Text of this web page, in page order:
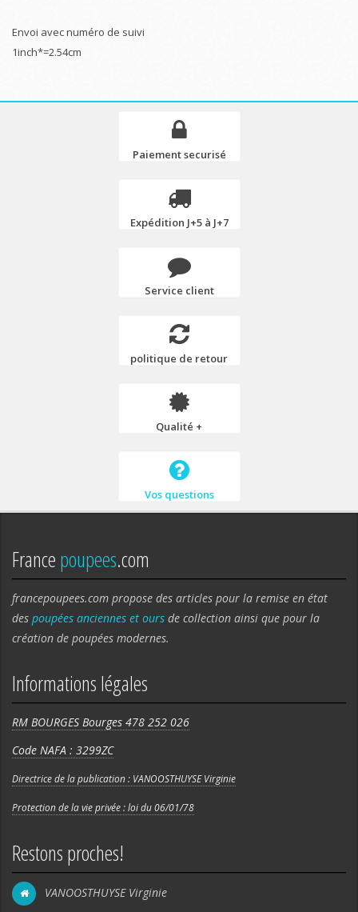
Envoi avec numéro de suivi
1inch*=2.54cm
Paiement securisé
Expédition J+5 à J+7
Service client
politique de retour
Qualité +
Vos questions
Francepoupees.com
francepoupees.com propose des articles pour la remise en état
des poupées anciennes et ours de collection ainsi que pour la
création de poupées modernes.
Informations légales
RM BOURGES Bourges 478 252 026
Code NAFA : 3299ZC
Directrice de la publication : VANOOSTHUYSE Virginie
Protection de la vie privée : loi du 06/01/78
Restons proches!
VANOOSTHUYSE Virginie